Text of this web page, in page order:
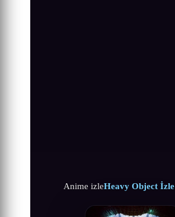
Anime izleHeavy Object İzle